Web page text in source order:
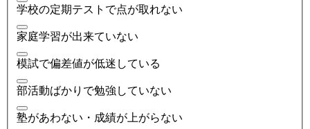
学校の定期テストで点が取れない
家庭学習が出来ていない
模試で偏差値が低迷している
部活動ばかりで勉強していない
塾があわない・成績が上がらない